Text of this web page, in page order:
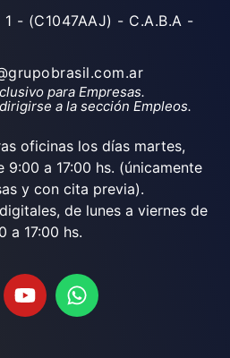
- (C1047AAJ) - C.A.B.A -
para Empresas.
a la sección Empleos.
oficinas los días martes,
9:00 a 17:00 hs. (únicamente
y con cita previa).
de lunes a viernes de
a 17:00 hs.